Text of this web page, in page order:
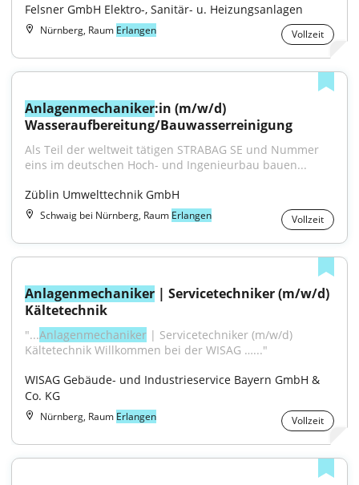
Felsner GmbH Elektro-, Sanitär- u. Heizungsanlagen
Nürnberg, Raum Erlangen Vollzeit
Anlagenmechaniker:in (m/w/d)
Wasseraufbereitung/Bauwasserreinigung
Als Teil der weltweit tätigen STRABAG SE und Nummer
eins im deutschen Hoch- und Ingenieurbau bauen...
Züblin Umwelttechnik GmbH
Schwaig bei Nürnberg, Raum Erlangen Vollzeit
Anlagenmechaniker | Servicetechniker (m/w/d)
Kältetechnik
"...Anlagenmechaniker | Servicetechniker (m/w/d)
Kältetechnik Willkommen bei der WISAG …..."
WISAG Gebäude- und Industrieservice Bayern GmbH &
Co. KG
Nürnberg, Raum Erlangen Vollzeit